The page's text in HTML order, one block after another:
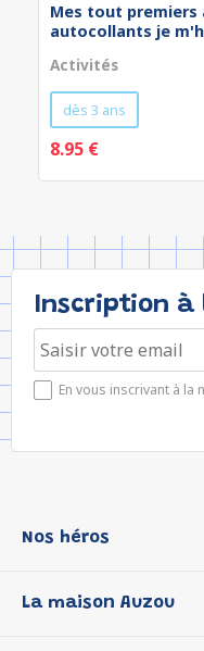
Mes tout premiers
autocollants je
Activités
dès 3 ans
8.95 €
Inscription
En vous inscrivant à la
Nos héros
P'tit Loup
La maison Auzou